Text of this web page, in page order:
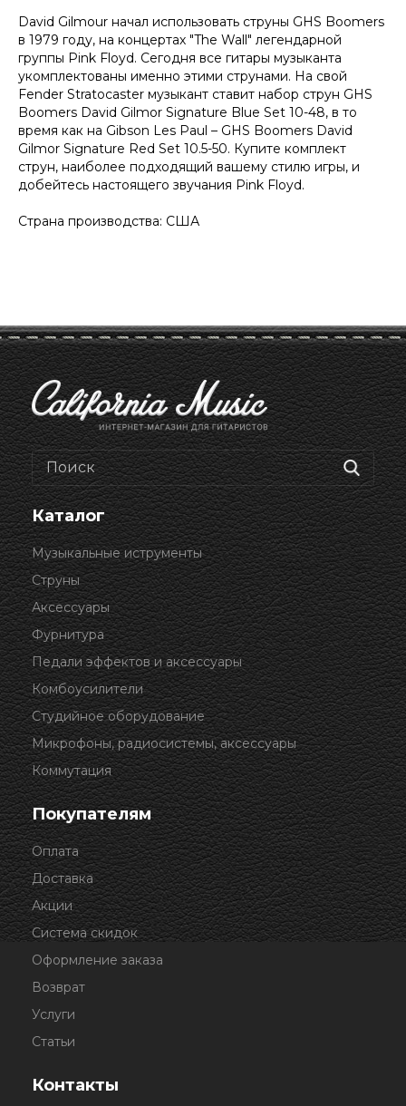
David Gilmour начал использовать струны GHS Boomers
в 1979 году, на концертах "The Wall" легендарной
группы Pink Floyd. Сегодня все гитары музыканта
укомплектованы именно этими струнами. На свой
Fender Stratocaster музыкант ставит набор струн GHS
Boomers David Gilmor Signature Blue Set 10-48, в то
время как на Gibson Les Paul – GHS Boomers David
Gilmor Signature Red Set 10.5-50. Купите комплект
струн, наиболее подходящий вашему стилю игры, и
добейтесь настоящего звучания Pink Floyd.
Страна производства: США
Каталог
Музыкальные иструменты
Струны
Аксессуары
Фурнитура
Педали эффектов и аксессуары
Комбоусилители
Студийное оборудование
Микрофоны, радиосистемы, аксессуары
Коммутация
Покупателям
Оплата
Доставка
Акции
Система скидок
Оформление заказа
Возврат
Услуги
Статьи
Контакты